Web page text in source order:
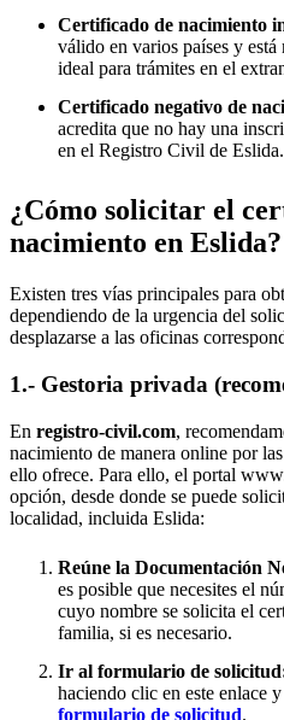
Certificado de nacimiento
válido en varios países y
ideal para trámites en el
Certificado negativo de
acredita que no hay una
en el Registro Civil de Eslida.
¿Cómo solicitar el
nacimiento en Eslida?
Existen tres vías principales para
dependiendo de la urgencia del
desplazarse a las oficinas
1.- Gestoria privada
En registro-civil.com,
nacimiento de manera online por
ello ofrece. Para ello, el portal
opción, desde donde se puede
localidad, incluida Eslida:
Reúne la Documentación
es posible que necesites el
cuyo nombre se solicita el
familia, si es necesario.
Ir al formulario de
haciendo clic en este enlace
formulario de solicitud.